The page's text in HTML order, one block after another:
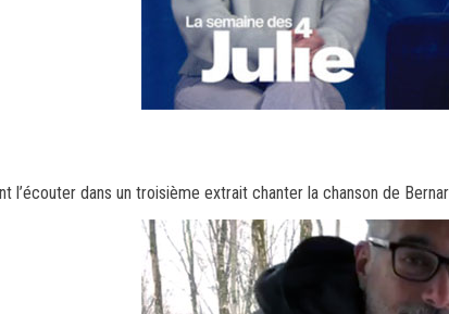
l’écouter dans un troisième extrait chanter la chanson de